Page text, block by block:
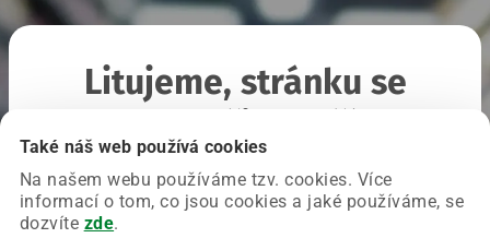
Také náš web používá cookies
Na našem webu používáme tzv. cookies. Více
informací o tom, co jsou cookies a jaké používáme, se
dozvíte zde.
Litujeme, stránku se
Chyba nastala na naší straně a už ji opravujeme.
Zkuste prosím znovu načíst požadovanou stránku.